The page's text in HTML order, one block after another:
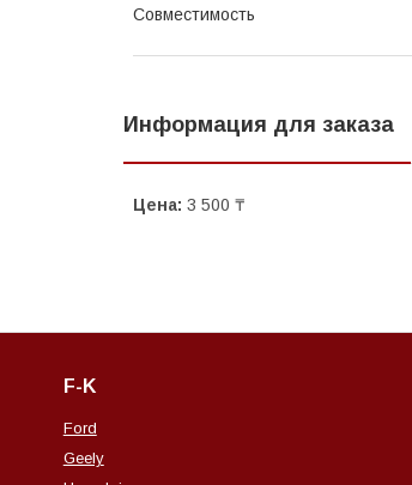
Совместимость
Информация для заказа
Цена: 3 500 ₸
F-K
Ford
Geely